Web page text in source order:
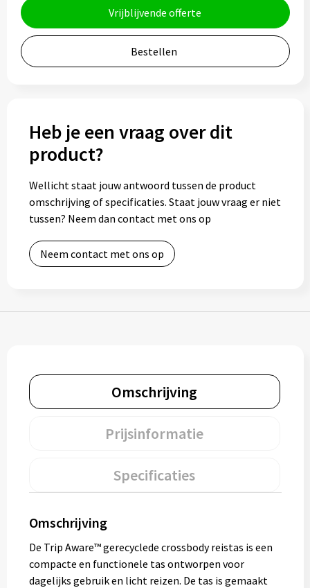
Eten & drinken
Bidons
Drinkflessen
Thermosflessen
Thermosbekers
Glazen
Muntjes
Klassieke paraplu's
Opvouwbare paraplu's
Divers
Vrijblijvende offerte
Bestellen
Heb je een vraag over dit
product?
Wellicht staat jouw antwoord tussen de product
omschrijving of specificaties. Staat jouw vraag er niet
tussen? Neem dan contact met ons op
Neem contact met ons op
Omschrijving
Prijsinformatie
Specificaties
Omschrijving
De Trip Aware™ gerecyclede crossbody reistas is een
compacte en functionele tas ontworpen voor
dagelijks gebruik en licht reizen. De tas is gemaakt